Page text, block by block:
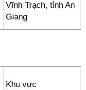
Vĩnh Trạch, tỉnh An
Giang
Khu vực